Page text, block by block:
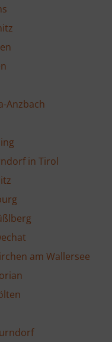
Anzbach
in Tirol
am Wallersee